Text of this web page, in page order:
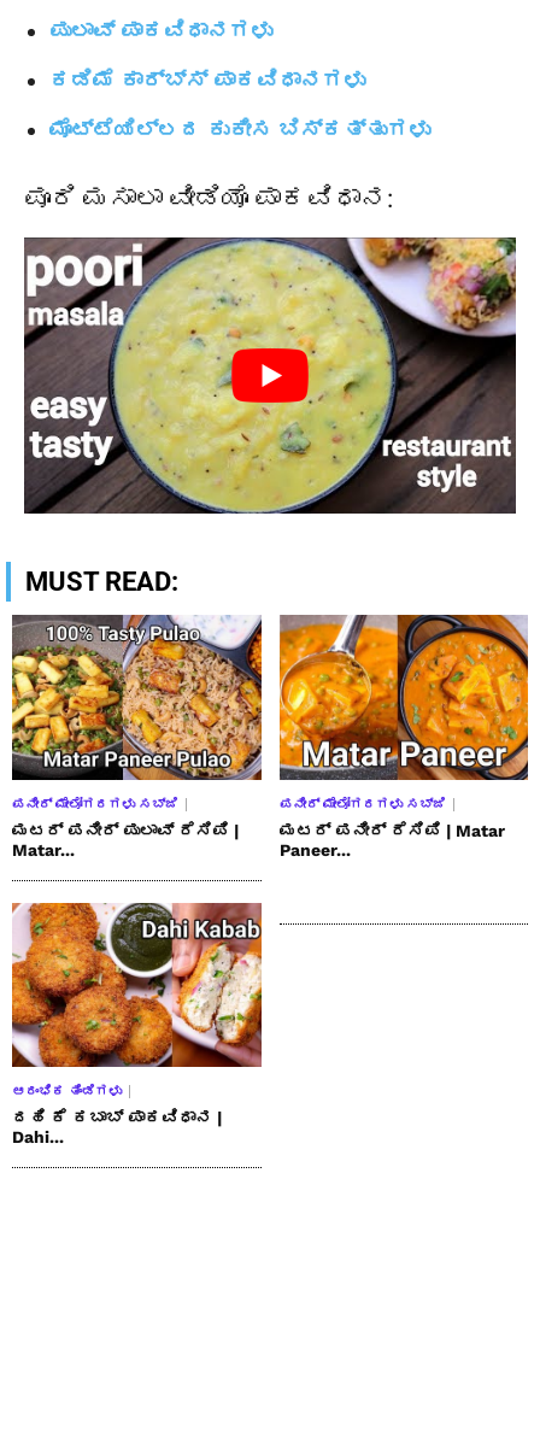
ಪುಲಾವ್ ಪಾಕವಿಧಾನಗಳು
ಕಡಿಮೆ ಕಾರ್ಬ್ಸ್ ಪಾಕವಿಧಾನಗಳು
ಮೊಟ್ಟೆಯಿಲ್ಲದ ಕುಕೀಸ ಬಿಸ್ಕತ್ತುಗಳು
ಪೂರಿ ಮಸಾಲಾ ವೀಡಿಯೊ ಪಾಕವಿಧಾನ:
MUST READ:
ಪನೀರ್ ಮೇಲೋಗರಗಳು ಸಬ್ಜಿ
ಮಟರ್ ಪನೀರ್ ಪುಲಾವ್ ರೆಸಿಪಿ |
Matar...
ಪನೀರ್ ಮೇಲೋಗರಗಳು ಸಬ್ಜಿ
ಮಟರ್ ಪನೀರ್ ರೆಸಿಪಿ | Matar
Paneer...
ಆರಂಭಿಕ ತಿಂಡಿಗಳು
ದಹಿ ಕೆ ಕಬಾಬ್ ಪಾಕವಿಧಾನ |
Dahi...